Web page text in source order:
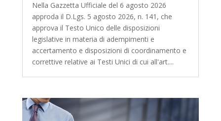
Nella Gazzetta Ufficiale del 6 agosto 2026
approda il D.Lgs. 5 agosto 2026, n. 141, che
approva il Testo Unico delle disposizioni
legislative in materia di adempimenti e
accertamento e disposizioni di coordinamento e
correttive relative ai Testi Unici di cui all'art....